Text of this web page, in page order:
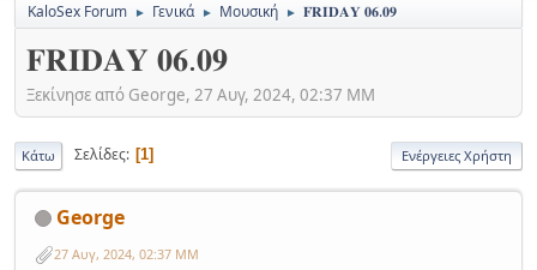
KaloSex Forum ► Γενικά ► Μουσική ► 𝐅𝐑𝐈𝐃𝐀𝐘 𝟎𝟔.𝟎𝟗
𝐅𝐑𝐈𝐃𝐀𝐘 𝟎𝟔.𝟎𝟗
Ξεκίνησε από George, 27 Αυγ, 2024, 02:37 ΜΜ
Κάτω Σελίδες 1 Ενέργειες Χρήστη
George
27 Αυγ, 2024, 02:37 ΜΜ